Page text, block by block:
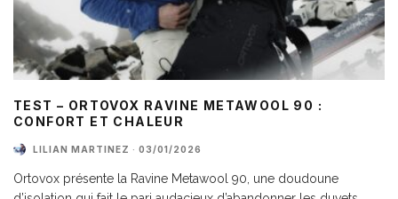
TEST – ORTOVOX RAVINE METAWOOL 90 :
CONFORT ET CHALEUR
LILIAN MARTINEZ · 03/01/2026
Ortovox présente la Ravine Metawool 90, une doudoune